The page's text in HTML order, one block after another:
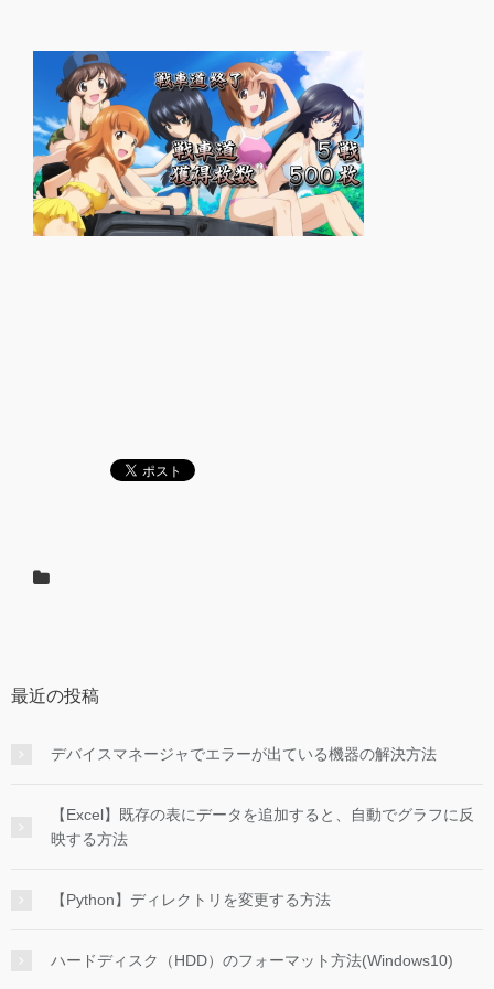
最近の投稿
デバイスマネージャでエラーが出ている機器の解決方法
【Excel】既存の表にデータを追加すると、自動でグラフに反
映する方法
【Python】ディレクトリを変更する方法
ハードディスク（HDD）のフォーマット方法(Windows10)